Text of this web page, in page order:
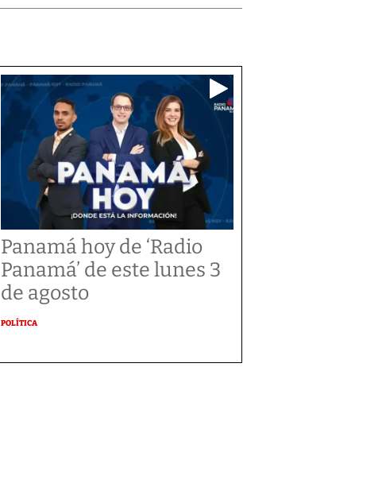
Panamá hoy de ‘Radio
Panamá’ de este lunes 3
de agosto
POLÍTICA